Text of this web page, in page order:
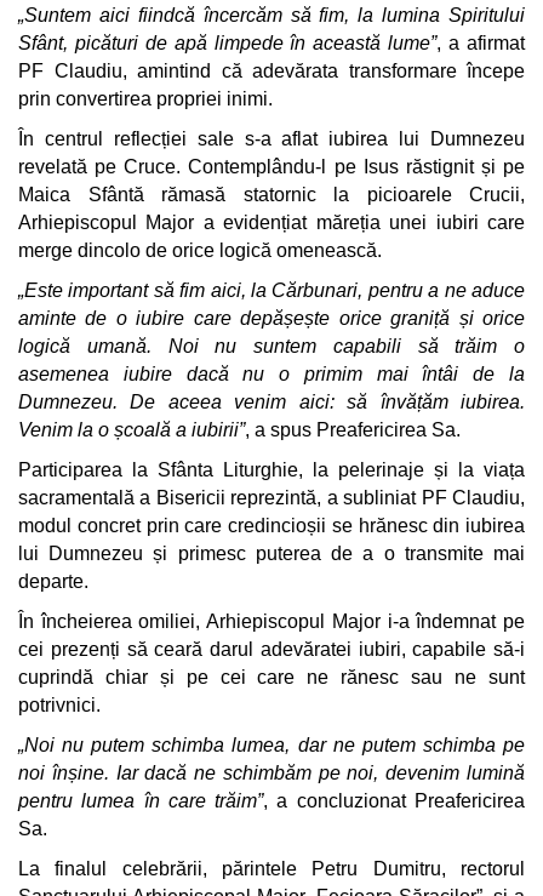
„Suntem aici fiindcă încercăm să fim, la lumina Spiritului
Sfânt, picături de apă limpede în această lume”, a afirmat
PF Claudiu, amintind că adevărata transformare începe
prin convertirea propriei inimi.
În centrul reflecției sale s-a aflat iubirea lui Dumnezeu
revelată pe Cruce. Contemplându-l pe Isus răstignit și pe
Maica Sfântă rămasă statornic la picioarele Crucii,
Arhiepiscopul Major a evidențiat măreția unei iubiri care
merge dincolo de orice logică omenească.
„Este important să fim aici, la Cărbunari, pentru a ne aduce
aminte de o iubire care depășește orice graniță și orice
logică umană. Noi nu suntem capabili să trăim o
asemenea iubire dacă nu o primim mai întâi de la
Dumnezeu. De aceea venim aici: să învățăm iubirea.
Venim la o școală a iubirii”, a spus Preafericirea Sa.
Participarea la Sfânta Liturghie, la pelerinaje și la viața
sacramentală a Bisericii reprezintă, a subliniat PF Claudiu,
modul concret prin care credincioșii se hrănesc din iubirea
lui Dumnezeu și primesc puterea de a o transmite mai
departe.
În încheierea omiliei, Arhiepiscopul Major i-a îndemnat pe
cei prezenți să ceară darul adevăratei iubiri, capabile să-i
cuprindă chiar și pe cei care ne rănesc sau ne sunt
potrivnici.
„Noi nu putem schimba lumea, dar ne putem schimba pe
noi înșine. Iar dacă ne schimbăm pe noi, devenim lumină
pentru lumea în care trăim”, a concluzionat Preafericirea
Sa.
La finalul celebrării, părintele Petru Dumitru, rectorul